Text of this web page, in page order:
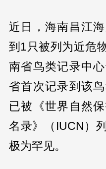
近日，海南昌江
到1只被列为近危
南省鸟类记录中
省首次记录到该
已被《世界自然
名录》（IUCN）
极为罕见。